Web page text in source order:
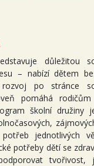
důležitou
– nabízí dětem
po stránce
pomáhá
školní družiny
jednotlivých
potřeby dětí se
tvořivost,